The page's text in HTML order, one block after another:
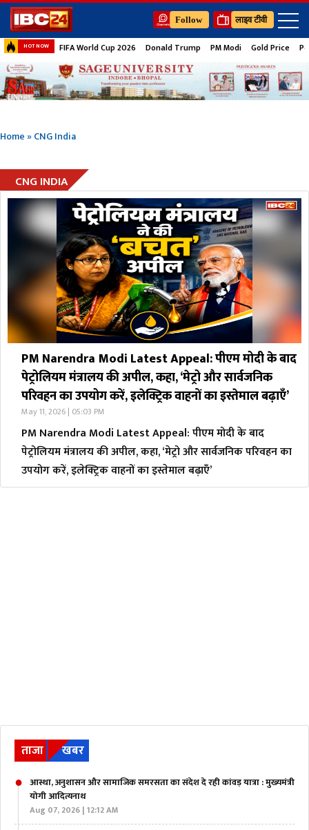
Follow लाइव टीवी
HOT NOW FIFA World Cup 2026 Donald Trump PM Modi Gold Price
Home»CNG India
CNG INDIA
PM Narendra Modi Latest Appeal: पीएम मोदी के बाद
पेट्रोलियम मंत्रालय की अपील, कहा, ‘मेट्रो और सार्वजनिक
परिवहन का उपयोग करें, इलेक्ट्रिक वाहनों का इस्तेमाल बढ़ाएँ’
May 11, 2026 | 05:03 PM
PM Narendra Modi Latest Appeal: पीएम मोदी के बाद
पेट्रोलियम मंत्रालय की अपील, कहा, ‘मेट्रो और सार्वजनिक परिवहन का
उपयोग करें, इलेक्ट्रिक वाहनों का इस्तेमाल बढ़ाएँ’
ताजा खबर
आस्था, अनुशासन और सामाजिक समरसता का संदेश दे रही कांवड़ यात्रा : मुख्यमंत्री
योगी आदित्यनाथ
Aug 07, 2026 | 12:12 AM